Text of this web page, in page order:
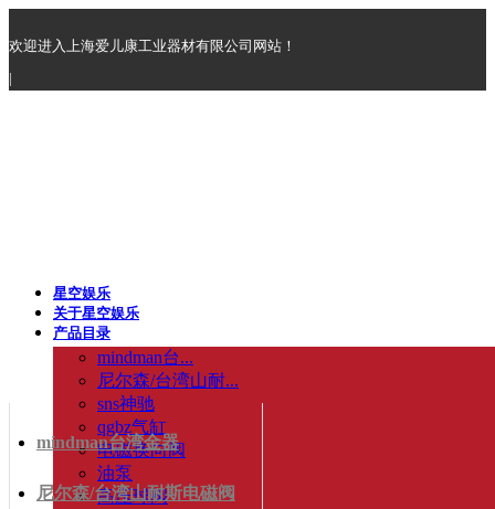
欢迎进入上海爱儿康工业器材有限公司网站！
|
星空娱乐
关于星空娱乐
产品目录
mindman台...
尼尔森/台湾山耐...
sns神驰
qgbz气缸
电磁换向阀
油泵
高压球阀
mindman台湾金器
尼尔森/台湾山耐斯电磁阀